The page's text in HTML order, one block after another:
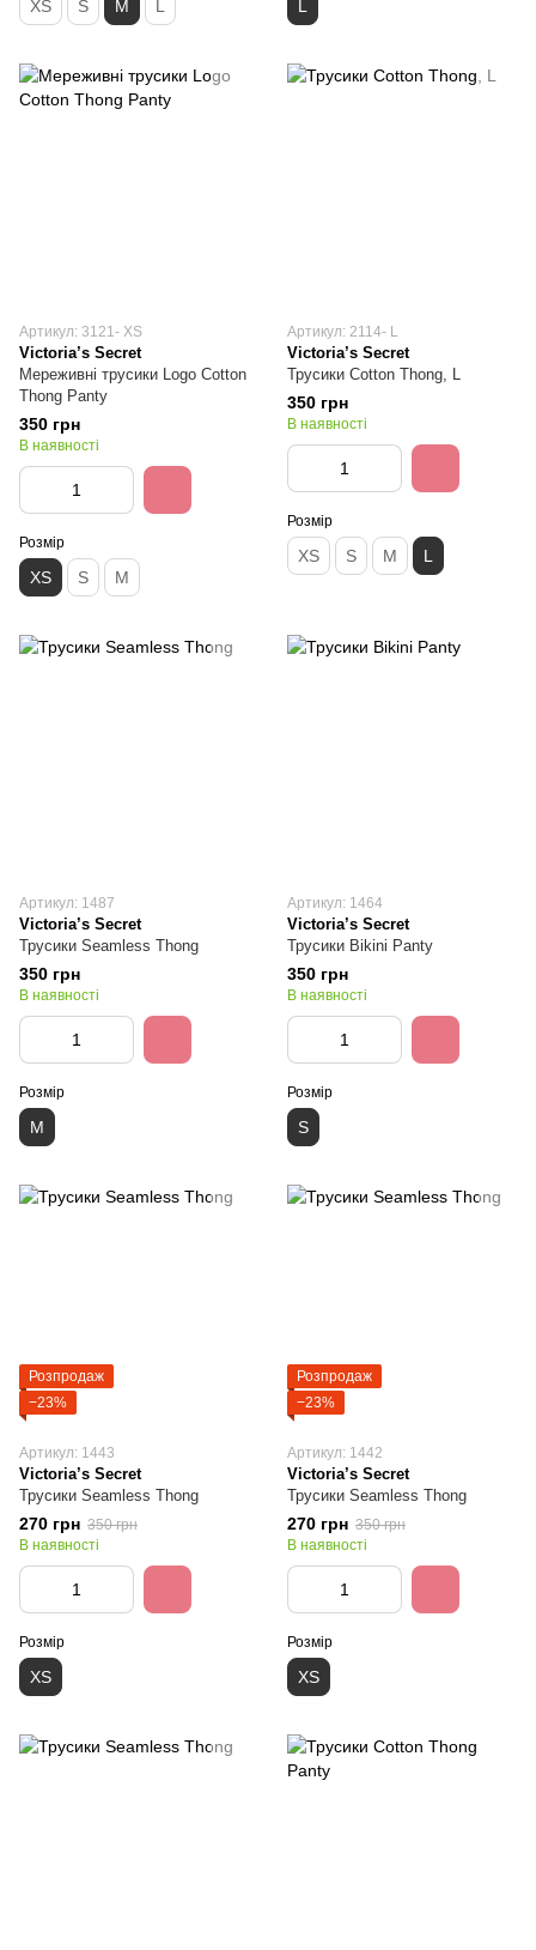
XS S M
Артикул: 3121- XS
Victoria’s Secret
Мереживні трусики Logo Cotton
Thong Panty
350 грн
В наявності
Розмір
XS S M
Артикул: 2114- L
Victoria’s Secret
Трусики Cotton Thong, L
350 грн
В наявності
Розмір
XS S M L
Артикул: 1487
Victoria’s Secret
Трусики Seamless Thong
350 грн
В наявності
Розмір
M
Артикул: 1464
Victoria’s Secret
Трусики Bikini Panty
350 грн
В наявності
Розмір
S
Розпродаж
−23%
Артикул: 1443
Victoria’s Secret
Трусики Seamless Thong
270 грн 350 грн
В наявності
Розмір
XS
Розпродаж
−23%
Артикул: 1442
Victoria’s Secret
Трусики Seamless Thong
270 грн 350 грн
В наявності
Розмір
XS